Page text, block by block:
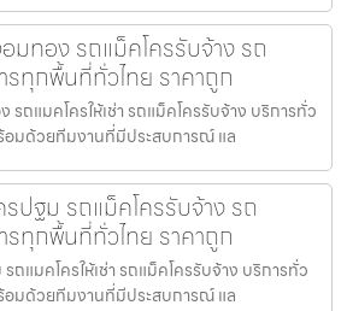
มทอง รถแม็คโครรับจ้าง รถ
รทุกพื้นที่ทั่วไทย ราคาถูก
รถแมคโครให้เช่า รถแม็คโครรับจ้าง บริการทั่ว
อมด้วยทีมงานที่มีประสบการณ์ แล
รปฐม รถแม็คโครรับจ้าง รถ
รทุกพื้นที่ทั่วไทย ราคาถูก
ถแมคโครให้เช่า รถแม็คโครรับจ้าง บริการทั่ว
อมด้วยทีมงานที่มีประสบการณ์ แล